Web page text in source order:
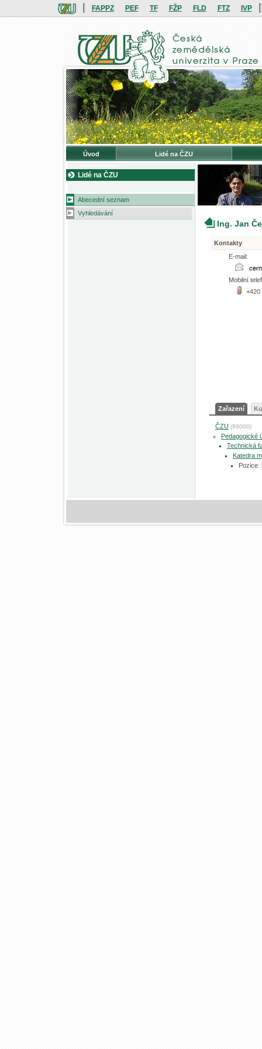
FAPPZ PEF TF FŽP FLD FTZ IVP
Úvod Lidé na ČZU
Lidé na ČZU
Abecední seznam
Vyhledávání
Ing. Jan
Kontakty
E-mail:
Mobilní
+420
Zařazení
ČZU (99000)
Pedagogické
Technická
Katedra
Pozice: